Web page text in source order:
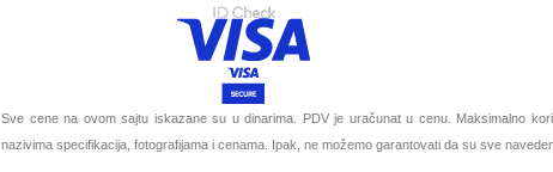
Sve cene na ovom sajtu iskazane su u dinarima. PDV je uračunat u cenu. Maksimalno
nazivima specifikacija, fotografijama i cenama. Ipak, ne možemo garantovati da su sve